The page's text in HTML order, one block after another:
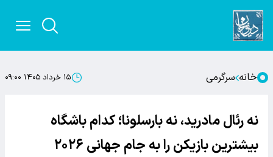
خانه سرگرمی ۱۵ خرداد ۱۴۰۵ ۰۹:۰۰
نه رئال مادرید، نه بارسلونا؛ کدام باشگاه
بیشترین بازیکن را به جام جهانی ۲۰۲۶